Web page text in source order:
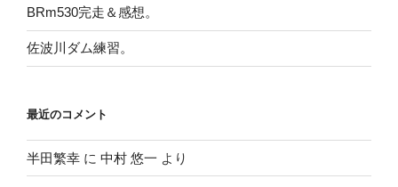
BRm530完走＆感想。
佐波川ダム練習。
最近のコメント
半田繁幸 に 中村 悠一 より